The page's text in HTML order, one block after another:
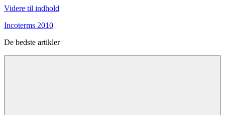
Videre til indhold
Incoterms 2010
De bedste artikler